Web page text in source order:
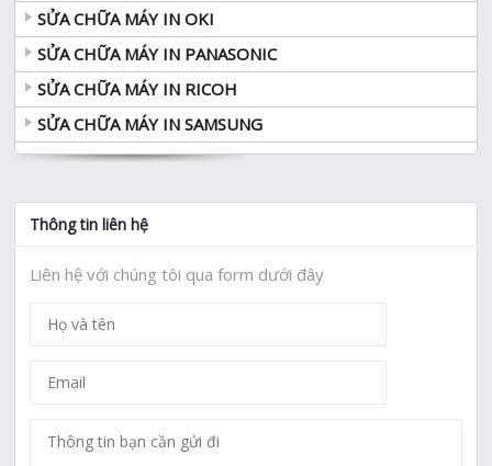
SỬA CHỮA MÁY IN OKI
SỬA CHỮA MÁY IN PANASONIC
SỬA CHỮA MÁY IN RICOH
SỬA CHỮA MÁY IN SAMSUNG
Thông tin liên hệ
Liên hệ với chúng tôi qua form dưới đây